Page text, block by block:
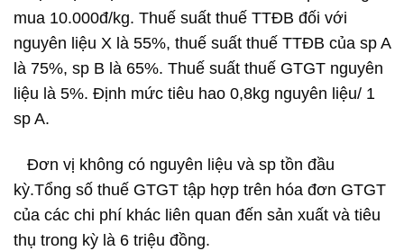
mua 10.000đ/kg. Thuế suất thuế TTĐB đối với
nguyên liệu X là 55%, thuế suất thuế TTĐB của sp A
là 75%, sp B là 65%. Thuế suất thuế GTGT nguyên
liệu là 5%. Định mức tiêu hao 0,8kg nguyên liệu/ 1
sp A.
Đơn vị không có nguyên liệu và sp tồn đầu
kỳ.Tổng số thuế GTGT tập hợp trên hóa đơn GTGT
của các chi phí khác liên quan đến sản xuất và tiêu
thụ trong kỳ là 6 triệu đồng.